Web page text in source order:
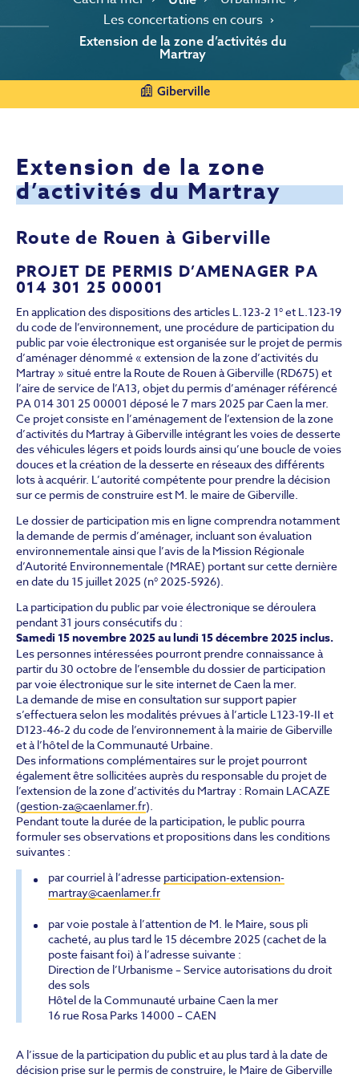
Les concertations en cours
Extension de la zone d’activités du
Martray
Giberville
Extension de la zone
d’activités du Martray
Route de Rouen à Giberville
PROJET DE PERMIS D’AMENAGER PA
014 301 25 00001
En application des dispositions des articles L.123-2 1° et L.123-19
du code de l’environnement, une procédure de participation du
public par voie électronique est organisée sur le projet de permis
d’aménager dénommé « extension de la zone d’activités du
Martray » situé entre la Route de Rouen à Giberville (RD675) et
l’aire de service de l’A13, objet du permis d’aménager référencé
PA 014 301 25 00001 déposé le 7 mars 2025 par Caen la mer.
Ce projet consiste en l’aménagement de l’extension de la zone
d’activités du Martray à Giberville intégrant les voies de desserte
des véhicules légers et poids lourds ainsi qu’une boucle de voies
douces et la création de la desserte en réseaux des différents
lots à acquérir. L’autorité compétente pour prendre la décision
sur ce permis de construire est M. le maire de Giberville.
Le dossier de participation mis en ligne comprendra notamment
la demande de permis d’aménager, incluant son évaluation
environnementale ainsi que l’avis de la Mission Régionale
d’Autorité Environnementale (MRAE) portant sur cette dernière
en date du 15 juillet 2025 (n° 2025-5926).
La participation du public par voie électronique se déroulera
pendant 31 jours consécutifs du :
Samedi 15 novembre 2025 au lundi 15 décembre 2025 inclus.
Les personnes intéressées pourront prendre connaissance à
partir du 30 octobre de l’ensemble du dossier de participation
par voie électronique sur le site internet de Caen la mer.
La demande de mise en consultation sur support papier
s’effectuera selon les modalités prévues à l’article L123-19-II et
D123-46-2 du code de l’environnement à la mairie de Giberville
et à l’hôtel de la Communauté Urbaine.
Des informations complémentaires sur le projet pourront
également être sollicitées auprès du responsable du projet de
l’extension de la zone d’activités du Martray : Romain LACAZE
(gestion-za@caenlamer.fr).
Pendant toute la durée de la participation, le public pourra
formuler ses observations et propositions dans les conditions
suivantes :
par courriel à l’adresse participation-extension-
martray@caenlamer.fr
par voie postale à l’attention de M. le Maire, sous pli
cacheté, au plus tard le 15 décembre 2025 (cachet de la
poste faisant foi) à l’adresse suivante :
Direction de l’Urbanisme – Service autorisations du droit
des sols
Hôtel de la Communauté urbaine Caen la mer
16 rue Rosa Parks 14000 – CAEN
A l’issue de la participation du public et au plus tard à la date de
décision prise sur le permis de construire, le Maire de Giberville